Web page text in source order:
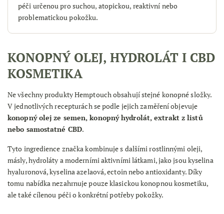
péči určenou pro suchou, atopickou, reaktivní nebo
problematickou pokožku.
KONOPNÝ OLEJ, HYDROLÁT I CBD
KOSMETIKA
Ne všechny produkty Hemptouch obsahují stejné konopné složky.
V jednotlivých recepturách se podle jejich zaměření objevuje
konopný olej ze semen, konopný hydrolát, extrakt z listů
nebo samostatné CBD.
Tyto ingredience značka kombinuje s dalšími rostlinnými oleji,
másly, hydroláty a moderními aktivními látkami, jako jsou kyselina
hyaluronová, kyselina azelaová, ectoin nebo antioxidanty. Díky
tomu nabídka nezahrnuje pouze klasickou konopnou kosmetiku,
ale také cílenou péči o konkrétní potřeby pokožky.